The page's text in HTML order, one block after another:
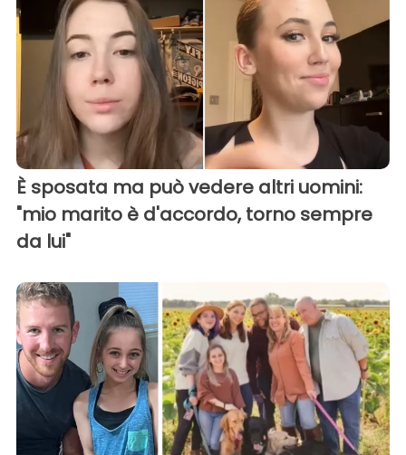
È sposata ma può vedere altri uomini:
"mio marito è d'accordo, torno sempre
da lui"